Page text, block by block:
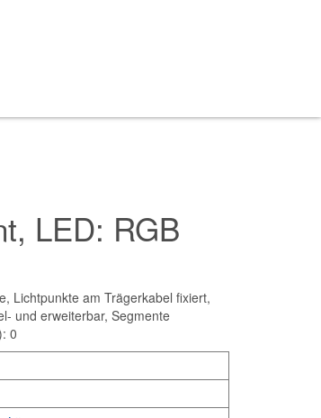
LED: RGB
Lichtpunkte am Trägerkabel fixiert,
und erweiterbar, Segmente
0